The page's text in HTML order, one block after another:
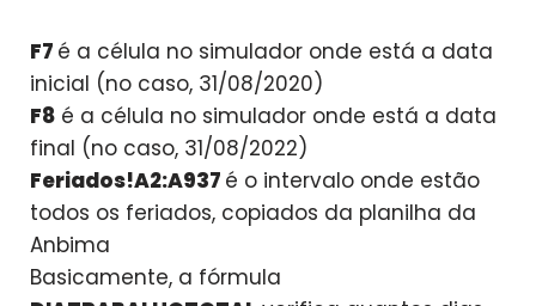
F7 é a célula no simulador onde está a data
inicial (no caso, 31/08/2020)
F8 é a célula no simulador onde está a data
final (no caso, 31/08/2022)
Feriados!A2:A937 é o intervalo onde estão
todos os feriados, copiados da planilha da
Anbima
Basicamente, a fórmula